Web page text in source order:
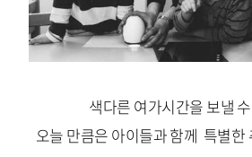
색다른 여가시간을 보낼
오늘 만큼은 아이들과 함께 특별한